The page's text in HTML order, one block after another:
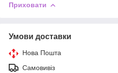
Приховати
Умови доставки
Нова Пошта
Самовивіз